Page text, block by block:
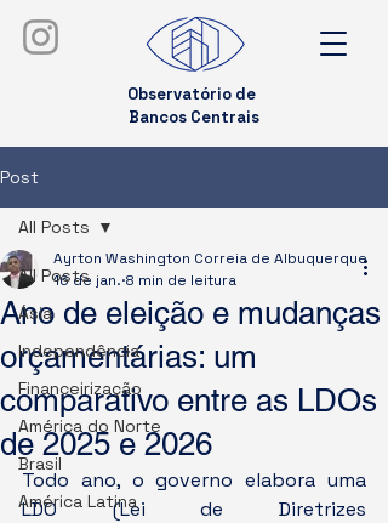
Observatório de
Bancos Centrais
Post
All Posts
Ásia
Independência
Financeirização
América do Norte
Brasil
América Latina
All Posts
Ano de eleição e mudanças
orçamentárias: um
comparativo entre as LDOs
de 2025 e 2026
Ayrton Washington Correia de Albuquerque
16 de jan. 8 min de leitura
Todo ano, o governo elabora uma
LDO (Lei de Diretrizes